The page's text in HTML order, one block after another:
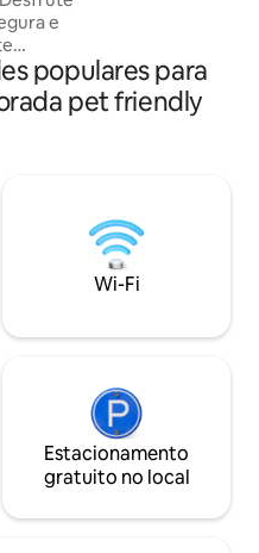
e
quem
da
e
estadia!
populares para
pet friendly
Wi-Fi
Estacionamento
gratuito no local